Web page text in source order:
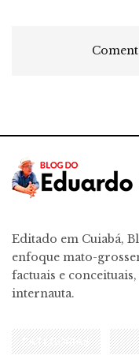
Editado em Cuiabá,
enfoque mato-
factuais e
internauta.
CATEGORIAS